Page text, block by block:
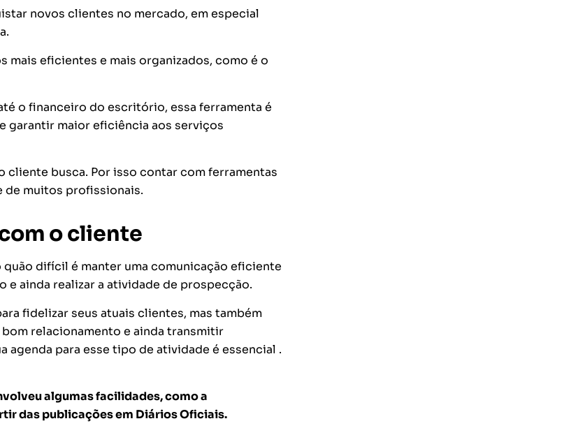
novos clientes no mercado, em especial
mais eficientes e mais organizados, como é o
o financeiro do escritório, essa ferramenta é
garantir maior eficiência aos serviços
busca. Por isso contar com ferramentas
de muitos profissionais.
o cliente
difícil é manter uma comunicação eficiente
e ainda realizar a atividade de prospecção.
fidelizar seus atuais clientes, mas também
relacionamento e ainda transmitir
agenda para esse tipo de atividade é essencial .
algumas facilidades, como a
das publicações em Diários Oficiais.